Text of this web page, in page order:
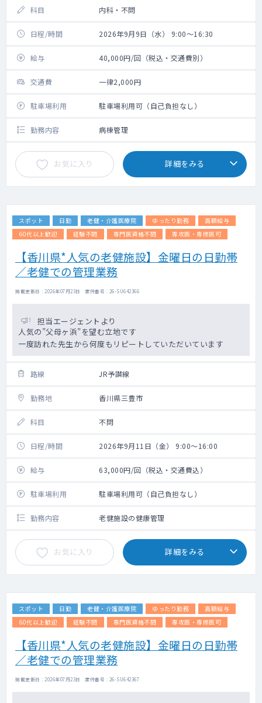
科目 内科・不問
日程/時間 2026年9月9日（水） 9:00～16:30
給与 40,000円/回（税込・交通費別）
交通費 一律2,000円
駐車場利用 駐車場利用可（自己負担なし）
勤務内容 病棟管理
お気に入り 詳細をみる
スポット 日勤 老健・介護医療院 ゆったり勤務
高額給与
60代以上歓迎
経験不問 専門医資格不問 専攻医・専修医可
【香川県*人気の老健施設】金曜日の日勤帯
／老健での管理業務
掲載更新日 : 2026年07月23日 案件番号 : 26-SU642366
担当エージェントより
人気の”父母ヶ浜”を望む立地です
一度訪れた先生から何度もリピートしていただいています
路線 JR予讃線
勤務地 香川県三豊市
科目 不問
日程/時間 2026年9月11日（金） 9:00～16:00
給与 63,000円/回（税込・交通費込）
駐車場利用 駐車場利用可（自己負担なし）
勤務内容 老健施設の健康管理
お気に入り 詳細をみる
スポット 日勤 老健・介護医療院 ゆったり勤務
高額給与
60代以上歓迎
経験不問 専門医資格不問 専攻医・専修医可
【香川県*人気の老健施設】金曜日の日勤帯
／老健での管理業務
掲載更新日 : 2026年07月23日 案件番号 : 26-SU642367